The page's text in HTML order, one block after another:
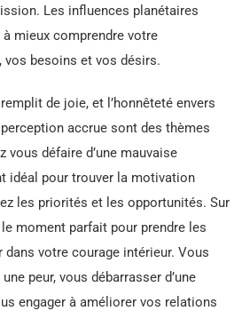
Les influences planétaires
à mieux comprendre votre
besoins et vos désirs.
de joie, et l’honnêteté envers
accrue sont des thèmes
vous défaire d’une mauvaise
idéal pour trouver la motivation
les priorités et les opportunités. Sur
moment parfait pour prendre les
votre courage intérieur. Vous
peur, vous débarrasser d’une
engager à améliorer vos relations